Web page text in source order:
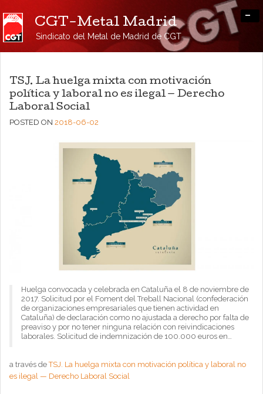
CGT-Metal Madrid
Sindicato del Metal de Madrid de CGT
-
TSJ. La huelga mixta con motivación
política y laboral no es ilegal — Derecho
Laboral Social
POSTED ON 2018-06-02
Huelga convocada y celebrada en Cataluña el 8 de noviembre de
2017. Solicitud por el Foment del Treball Nacional (confederación
de organizaciones empresariales que tienen actividad en
Cataluña) de declaración como no ajustada a derecho por falta de
preaviso y por no tener ninguna relación con reivindicaciones
laborales. Solicitud de indemnización de 100.000 euros en…
a través deTSJ. La huelga mixta con motivación política y laboral no
es ilegal — Derecho Laboral Social